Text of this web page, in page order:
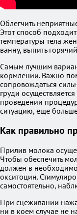
Облегчить
Этот способ
температуры тела
ванну, выпить
Самым лучшим
кормлении. Важно
сопровождаться
груди
проведении
ситуацию, еще
Как правильно
Прилив молока
Чтобы обеспечить
должен в
окситоцин.
самостоятельно,
При сцеживании
ни в коем случае не